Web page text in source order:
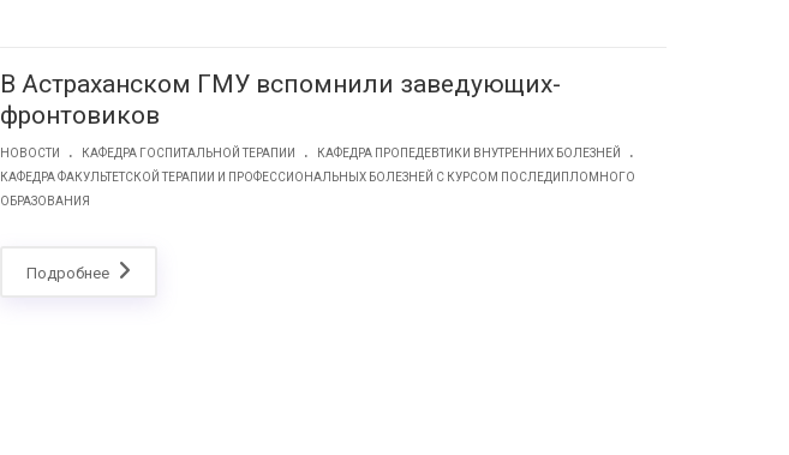
В Астраханском ГМУ вспомнили заведующих-
фронтовиков
НОВОСТИ . КАФЕДРА ГОСПИТАЛЬНОЙ ТЕРАПИИ . КАФЕДРА ПРОПЕДЕВТИКИ ВНУТРЕННИХ БОЛЕЗНЕЙ .
КАФЕДРА ФАКУЛЬТЕТСКОЙ ТЕРАПИИ И ПРОФЕССИОНАЛЬНЫХ БОЛЕЗНЕЙ С КУРСОМ ПОСЛЕДИПЛОМНОГО
ОБРАЗОВАНИЯ
Подробнее